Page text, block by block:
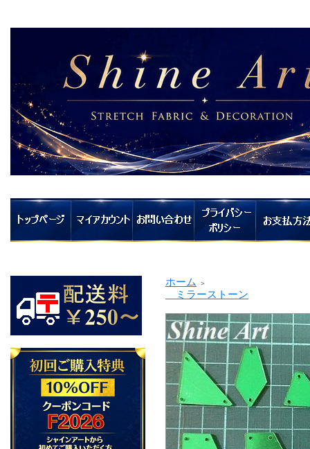
ホーム ＞
ミラーストーン